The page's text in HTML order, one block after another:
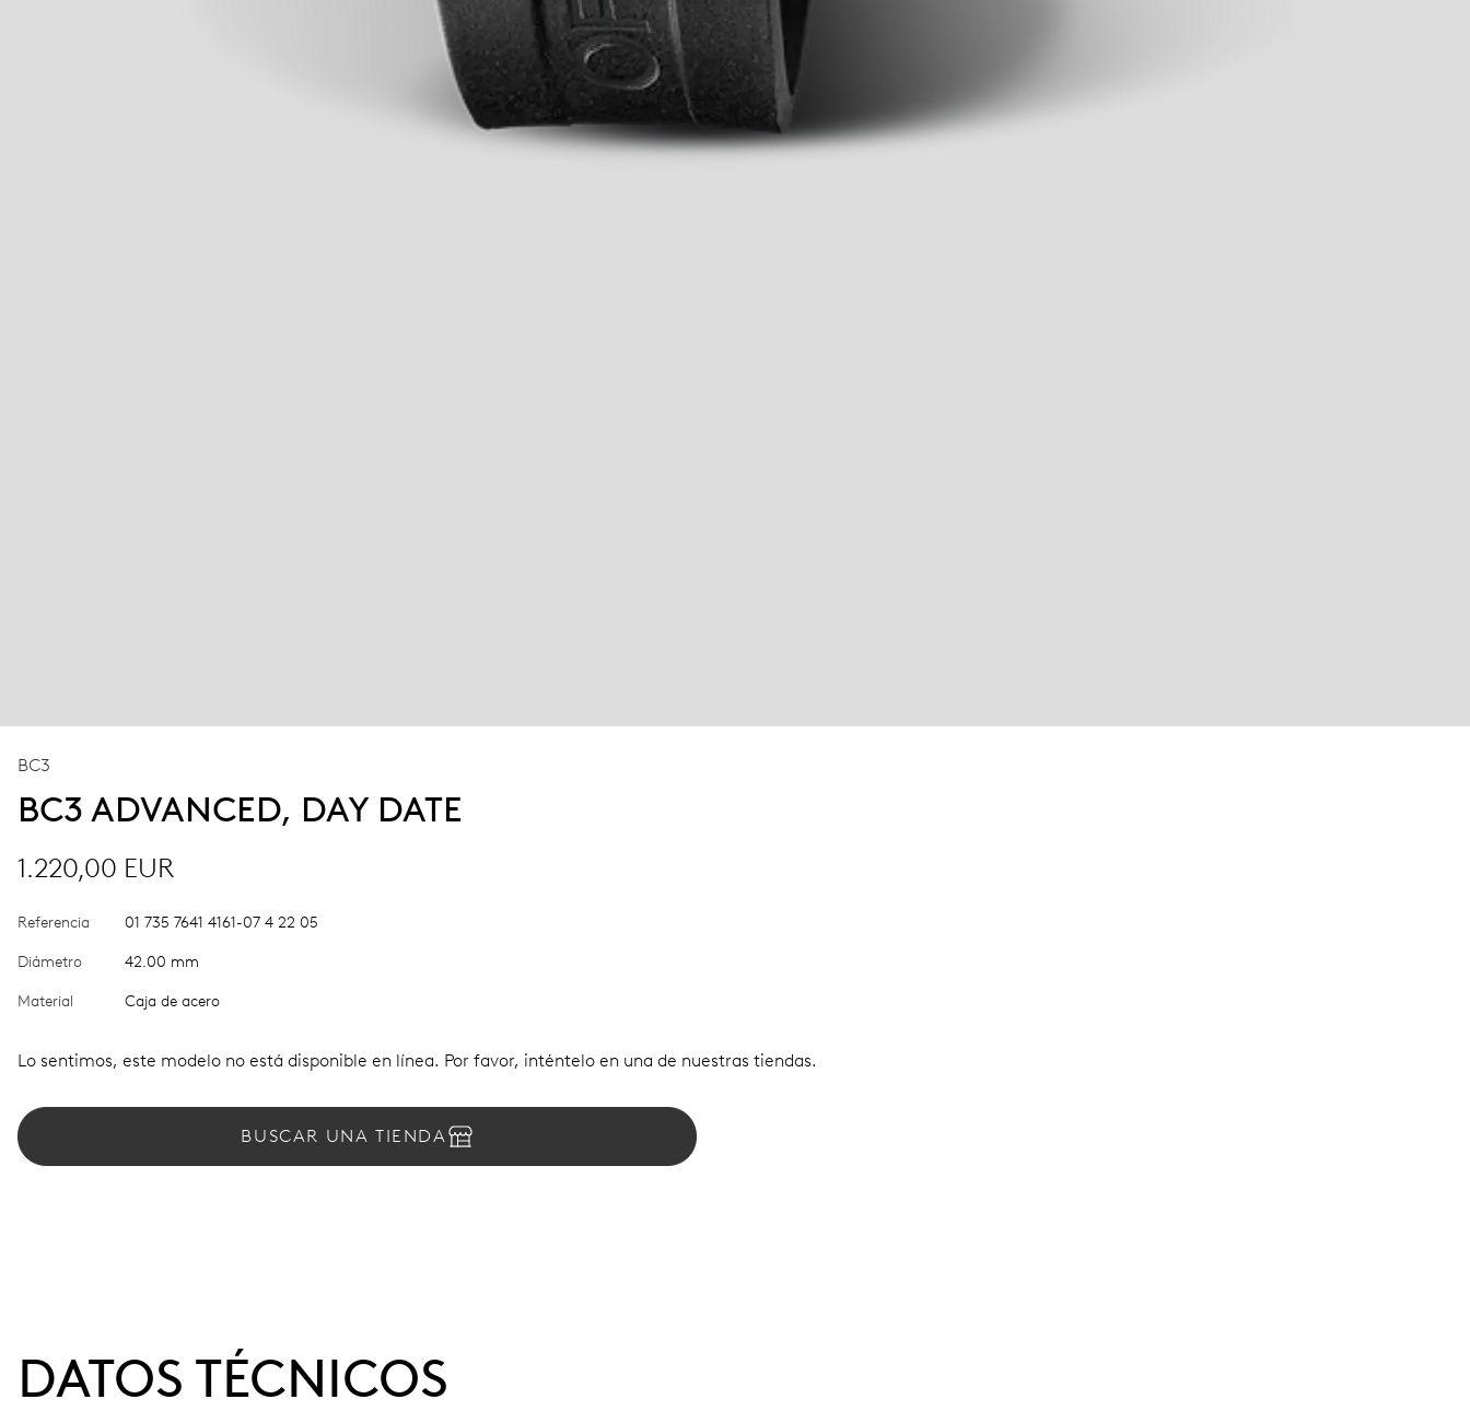
BC3
BC3 ADVANCED, DAY DATE
1.220,00 EUR
Referencia 01 735 7641 4161-07 4 22 05
Diámetro 42.00 mm
Material Caja de acero
Lo sentimos, este modelo no está disponible en línea. Por favor, inténtelo en una de nuestras tiendas.
BUSCAR UNA TIENDA
DATOS TÉCNICOS